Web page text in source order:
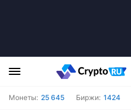
Монеты: 25 645 Биржи: 1424